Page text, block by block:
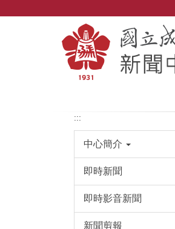
:::
中心簡介
即時新聞
即時影音新聞
新聞剪報